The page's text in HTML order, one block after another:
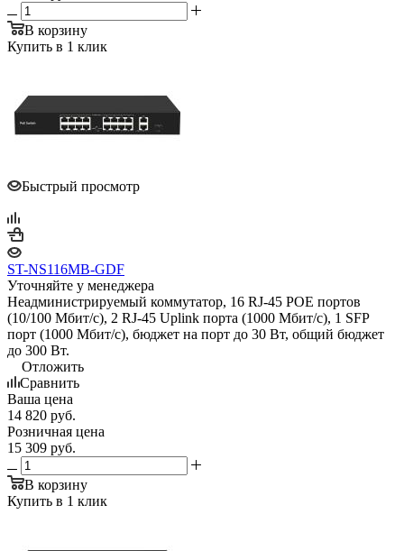
В корзину
Купить в 1 клик
Быстрый просмотр
ST-NS116MB-GDF
Уточняйте у менеджера
Неадминистрируемый коммутатор, 16 RJ-45 POE портов
(10/100 Мбит/с), 2 RJ-45 Uplink порта (1000 Мбит/с), 1 SFP
порт (1000 Мбит/с), бюджет на порт до 30 Вт, общий бюджет
до 300 Вт.
Отложить
Сравнить
Ваша цена
14 820 руб.
Розничная цена
15 309 руб.
В корзину
Купить в 1 клик